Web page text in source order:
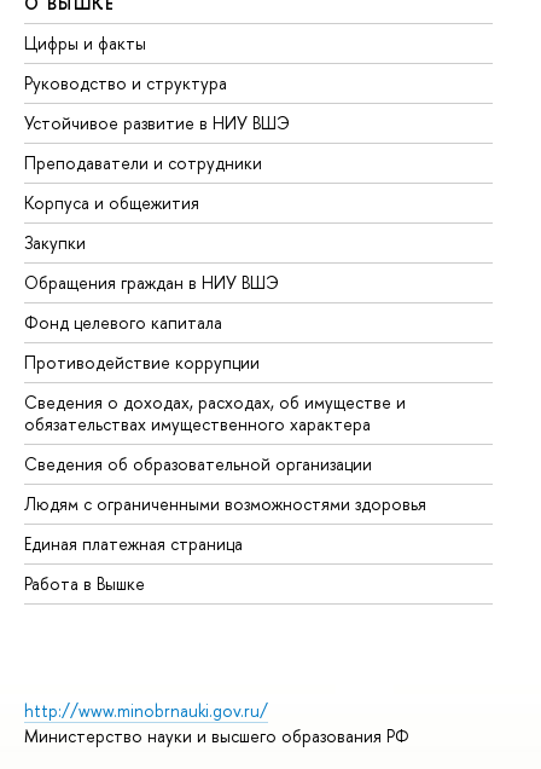
Цифры и факты
Руководство и структура
Устойчивое развитие в НИУ ВШЭ
Преподаватели и сотрудники
Корпуса и общежития
Закупки
Обращения граждан в НИУ ВШЭ
Фонд целевого капитала
Противодействие коррупции
Сведения о доходах, расходах, об имуществе и
обязательствах имущественного характера
Сведения об образовательной организации
Людям с ограниченными возможностями здоровья
Единая платежная страница
Работа в Вышке
http://www.minobrnauki.gov.ru/
Министерство науки и высшего образования РФ